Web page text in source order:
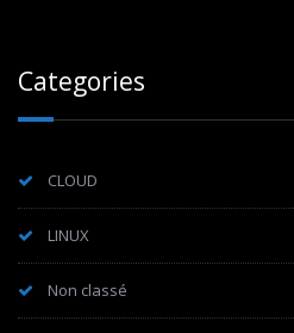
Categories
CLOUD
LINUX
Non classé